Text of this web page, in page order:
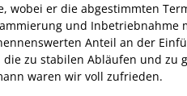
, wobei er die abgestimmten
und Inbetriebnahme
Anteil an der
zu stabilen Abläufen und
waren wir voll zufrieden.